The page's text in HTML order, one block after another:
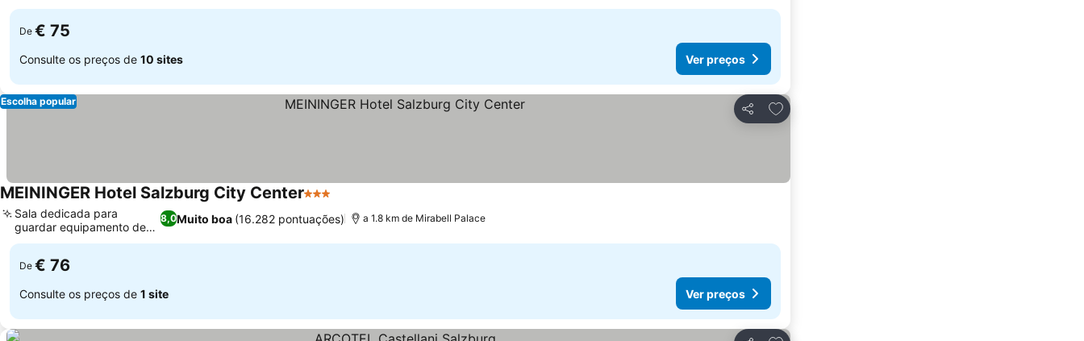
De € 75
Consulte os preços de 10 sites Ver preços
Partilhar
Adicionar aos favoritos
Escolha popular
MEININGER Hotel Salzburg City Center3 Estrelas
8,0Muito boa (16.282 pontuações)
Sala dedicada para
guardar equipamento de
esqui
a 1.8 km de Mirabell Palace
De € 76
Consulte os preços de 1 site Ver preços